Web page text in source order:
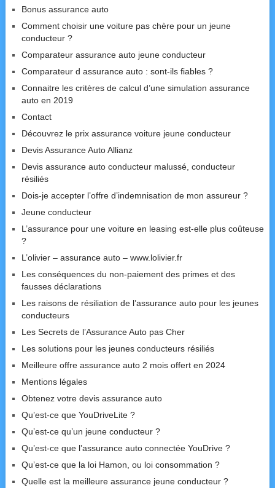
Bonus assurance auto
Comment choisir une voiture pas chère pour un jeune
conducteur ?
Comparateur assurance auto jeune conducteur
Comparateur d assurance auto : sont-ils fiables ?
Connaitre les critères de calcul d’une simulation assurance
auto en 2019
Contact
Découvrez le prix assurance voiture jeune conducteur
Devis Assurance Auto Allianz
Devis assurance auto conducteur malussé, conducteur
résiliés
Dois-je accepter l’offre d’indemnisation de mon assureur ?
Jeune conducteur
L’assurance pour une voiture en leasing est-elle plus coûteuse
?
L’olivier – assurance auto – www.lolivier.fr
Les conséquences du non-paiement des primes et des
fausses déclarations
Les raisons de résiliation de l’assurance auto pour les jeunes
conducteurs
Les Secrets de l’Assurance Auto pas Cher
Les solutions pour les jeunes conducteurs résiliés
Meilleure offre assurance auto 2 mois offert en 2024
Mentions légales
Obtenez votre devis assurance auto
Qu’est-ce que YouDriveLite ?
Qu’est-ce qu’un jeune conducteur ?
Qu’est-ce que l’assurance auto connectée YouDrive ?
Qu’est-ce que la loi Hamon, ou loi consommation ?
Quelle est la meilleure assurance jeune conducteur ?